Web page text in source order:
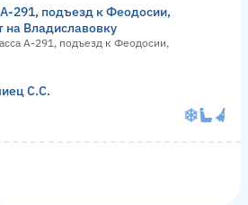
291, подъезд к Феодосии,
на Владиславовку
А-291, подъезд к Феодосии,
С.С.